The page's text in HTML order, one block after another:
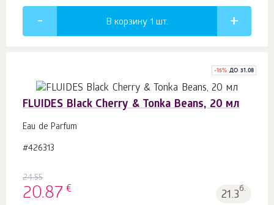
В корзину 1 шт.
-15% ДО 31.08
FLUIDES Black Cherry & Tonka Beans, 20 мл
Eau de Parfum
#426313
24.55
20.87 € 21.3б.